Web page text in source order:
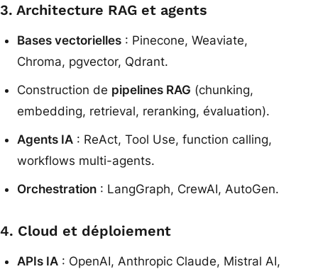
3. Architecture RAG et agents
Bases vectorielles : Pinecone, Weaviate,
Chroma, pgvector, Qdrant.
Construction de pipelines RAG (chunking,
embedding, retrieval, reranking, évaluation).
Agents IA : ReAct, Tool Use, function calling,
workflows multi-agents.
Orchestration : LangGraph, CrewAI, AutoGen.
4. Cloud et déploiement
APIs IA : OpenAI, Anthropic Claude, Mistral AI,